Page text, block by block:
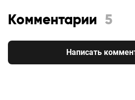
Комментарии 5
Написать